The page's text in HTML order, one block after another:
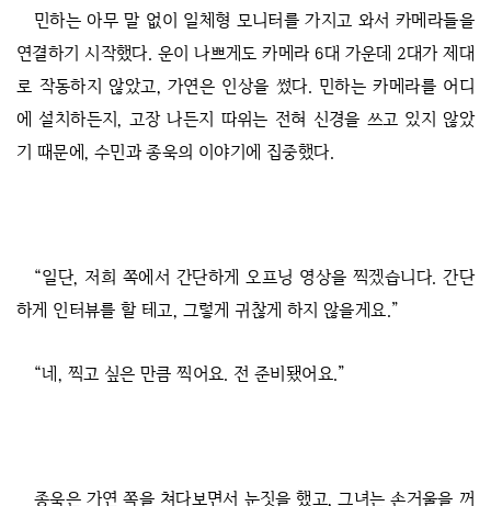
민하는 아무 말 없이 일체형 모니터를 가지고 와서 카메라들을
연결하기 시작했다. 운이 나쁘게도 카메라 6대 가운데 2대가 제대
로 작동하지 않았고, 가연은 인상을 썼다. 민하는 카메라를 어디
에 설치하든지, 고장 나든지 따위는 전혀 신경을 쓰고 있지 않았
기 때문에, 수민과 종욱의 이야기에 집중했다.
“일단, 저희 쪽에서 간단하게 오프닝 영상을 찍겠습니다. 간단
하게 인터뷰를 할 테고, 그렇게 귀찮게 하지 않을게요.”
“네, 찍고 싶은 만큼 찍어요. 전 준비됐어요.”
종욱은 가연 쪽을 쳐다보면서 눈짓을 했고, 그녀는 손거울을 꺼